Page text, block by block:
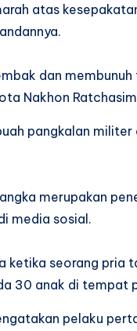
atas
dan
Nakhon
pangkalan
merupakan
media sosial.
ketika seorang
30 anak di
pelaku